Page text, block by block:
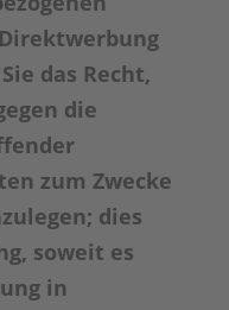
das Recht,
die
zum Zwecke
dies
soweit es
in